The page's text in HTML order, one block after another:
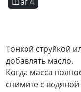
Тонкой струйкой
добавлять масло.
Когда масса
снимите с